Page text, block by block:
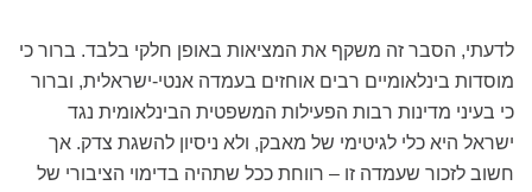
לדעתי, הסבר זה משקף את המציאות באופן חלקי בלבד. ברור כי
מוסדות בינלאומיים רבים אוחזים בעמדה אנטי-ישראלית, וברור
כי בעיני מדינות רבות הפעילות המשפטית הבינלאומית נגד
ישראל היא כלי לגיטימי של מאבק, ולא ניסיון להשגת צדק. אך
חשוב לזכור שעמדה זו – רווחת ככל שתהיה בדימוי הציבורי של